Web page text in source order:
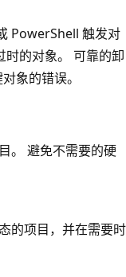
PowerShell 触发对
时的对象。 可靠的卸
象的错误。
。 避免不需要的硬
的项目，并在需要时